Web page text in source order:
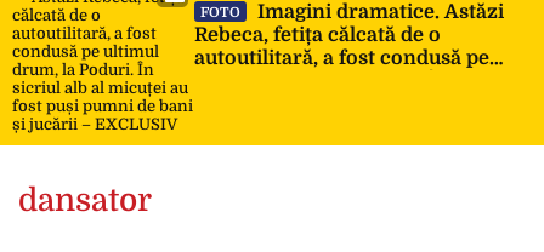
FOTO
Imagini dramatice. Astăzi
Rebeca, fetița călcată de o
autoutilitară, a fost condusă pe
dansator